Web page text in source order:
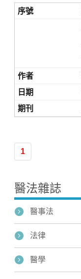
1
醫法雜誌
醫事法
法律
醫學